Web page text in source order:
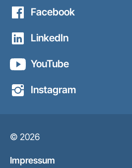
Facebook
LinkedIn
YouTube
Instagram
© 2026
Impressum